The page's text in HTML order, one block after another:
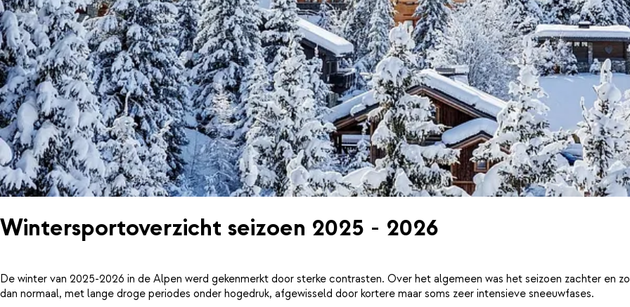
Wintersportoverzicht seizoen 2025 - 2026
De winter van 2025-2026 in de Alpen werd gekenmerkt door sterke contrasten. Over het algemeen was het seizoen zachter en
dan normaal, met lange droge periodes onder hogedruk, afgewisseld door kortere maar soms zeer intensieve sneeuwfases.